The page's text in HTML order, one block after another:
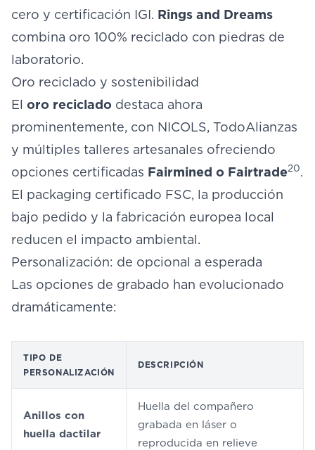
cero y certificación IGI. Rings and Dreams
combina oro 100% reciclado con piedras de
laboratorio.
Oro reciclado y sostenibilidad
El oro reciclado destaca ahora
prominentemente, con NICOLS, TodoAlianzas
y múltiples talleres artesanales ofreciendo
opciones certificadas Fairmined o Fairtrade20.
El packaging certificado FSC, la producción
bajo pedido y la fabricación europea local
reducen el impacto ambiental.
Personalización: de opcional a esperada
Las opciones de grabado han evolucionado
dramáticamente:
TIPO DE
PERSONALIZACIÓN
DESCRIPCIÓN
Anillos con
huella dactilar
Huella del compañero
grabada en láser o
reproducida en relieve